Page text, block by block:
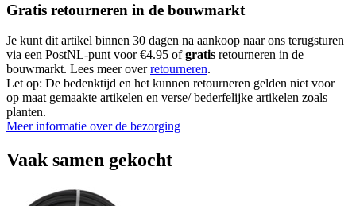
Gratis retourneren in de bouwmarkt
Je kunt dit artikel binnen 30 dagen na aankoop naar ons terugsturen
via een PostNL-punt voor €4.95 ofgratis retourneren in de
bouwmarkt. Lees meer overretourneren.
Let op: De bedenktijd en het kunnen retourneren gelden niet voor
op maat gemaakte artikelen en verse/ bederfelijke artikelen zoals
planten.
Meer informatie over de bezorging
Vaak samen gekocht